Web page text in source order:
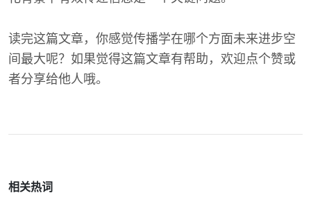
读完这篇文章，你感觉传播学在哪个方面未来进步空
间最大呢？如果觉得这篇文章有帮助，欢迎点个赞或
者分享给他人哦。
相关热词